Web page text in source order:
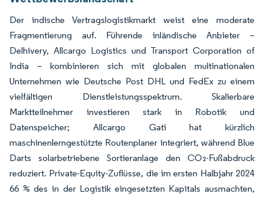
Der indische Vertragslogistikmarkt weist eine moderate
Fragmentierung auf. Führende inländische Anbieter –
Delhivery, Allcargo Logistics und Transport Corporation of
India – kombinieren sich mit globalen multinationalen
Unternehmen wie Deutsche Post DHL und FedEx zu einem
vielfältigen Dienstleistungsspektrum. Skalierbare
Marktteilnehmer investieren stark in Robotik und
Datenspeicher; Allcargo Gati hat kürzlich
maschinenlerngestützte Routenplaner integriert, während Blue
Darts solarbetriebene Sortieranlage den CO₂-Fußabdruck
reduziert. Private-Equity-Zuflüsse, die im ersten Halbjahr 2024
66 % des in der Logistik eingesetzten Kapitals ausmachten,